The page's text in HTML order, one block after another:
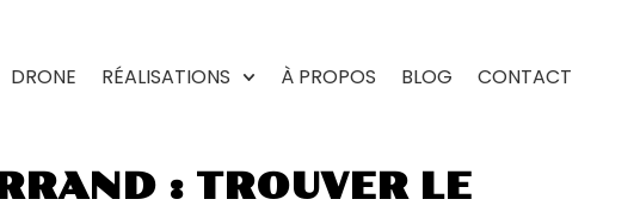
DRONE RÉALISATIONS À PROPOS BLOG CONTACT
: TROUVER LE